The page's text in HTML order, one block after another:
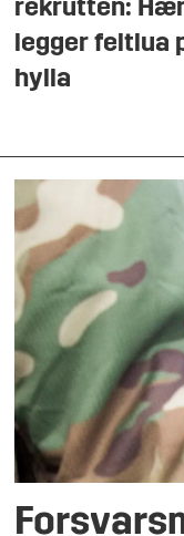
rekrutten:
legger feltlua
hylla